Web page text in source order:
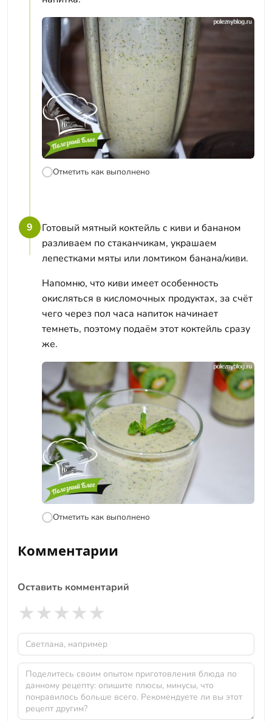
Отметить как выполнено
9
Готовый мятный коктейль с киви и бананом
разливаем по стаканчикам, украшаем
лепестками мяты или ломтиком банана/киви.
Напомню, что киви имеет особенность
окисляться в кисломочных продуктах, за счёт
чего через пол часа напиток начинает
темнеть, поэтому подаём этот коктейль сразу
же.
Отметить как выполнено
Комментарии
Оставить комментарий
★★★★★